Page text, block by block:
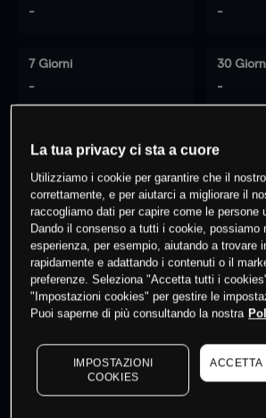
- -
7 Giorni
-
30
-
% dei clienti hanno
questo prodotto
Fai trading
I prezzi sono solo indicativi. Accediper
dati di mercato
to see
La tua privacy ci sta a cuore
Utilizziamo i cookie per garantire che il
correttamente, e per aiutarci a migliorare il
raccogliamo dati per capire come le persone
Dando il consenso a tutti i cookie, possiamo
esperienza, per esempio, aiutando a trovare
rapidamente e adattando i contenuti o il
preferenze. Seleziona "Accetta tutti i
"Impostazioni cookies" per gestire le
Puoi saperne di più consultando la nostra
IMPOSTAZIONI
COOKIES
ACCETTA